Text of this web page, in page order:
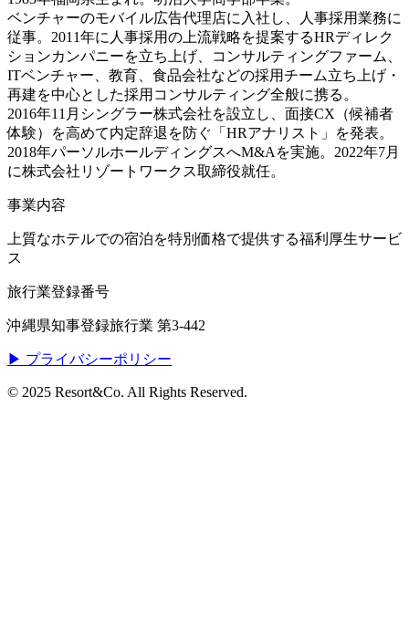
ベンチャーのモバイル広告代理店に入社し、人事採用業務に
従事。2011年に人事採用の上流戦略を提案するHRディレク
ションカンパニーを立ち上げ、コンサルティングファーム、
ITベンチャー、教育、食品会社などの採用チーム立ち上げ・
再建を中心とした採用コンサルティング全般に携る。
2016年11月シングラー株式会社を設立し、面接CX（候補者
体験）を高めて内定辞退を防ぐ「HRアナリスト」を発表。
2018年パーソルホールディングスへM&Aを実施。2022年7月
に株式会社リゾートワークス取締役就任。
事業内容
上質なホテルでの宿泊を特別価格で提供する福利厚生サービ
ス
旅行業登録番号
沖縄県知事登録旅行業 第3-442
▶︎ プライバシーポリシー
© 2025 Resort&Co. All Rights Reserved.